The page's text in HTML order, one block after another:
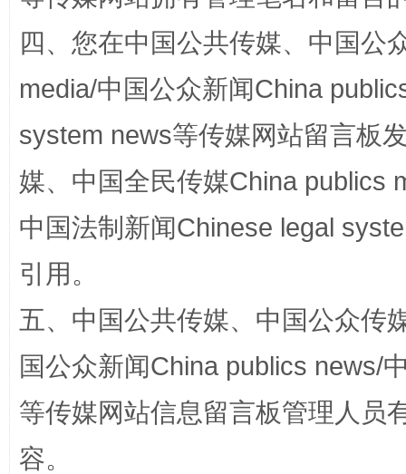
阿坝州三大球赛在茂县开幕 规模
四、您在中国公共传媒、中国公
media/中国公众新闻China
system news等传媒网站留言板
媒、中国全民传媒China publics
中国法制新闻Chinese legal
引用。
五、中国公共传媒、中国公众传
国公众新闻China publics news/
等传媒网站信息留言板管理人员
容。